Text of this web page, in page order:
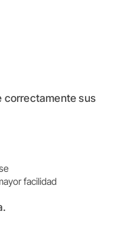
correctamente sus
facilidad